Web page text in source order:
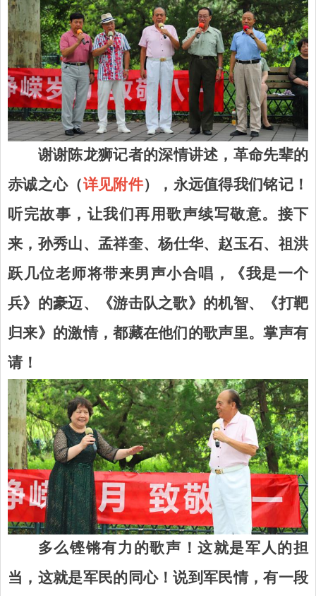
谢谢陈龙狮记者的深情讲述，革命先辈的
赤诚之心（详见附件）
，永远值得我们铭记！
听完故事，让我们再用歌声续写敬意。接下
来，孙秀山、 孟祥奎、杨仕华、赵玉石、祖洪
跃几位老师将带来男声小合唱，《我是一个
兵》的豪迈、《游击队之歌》的机智、《打靶
归来》的激情，都藏在他们的歌声里。掌声有
请！
多么铿锵有力的歌声！这就是军人的担
当，这就是军民的同心！说到军民情，有一段